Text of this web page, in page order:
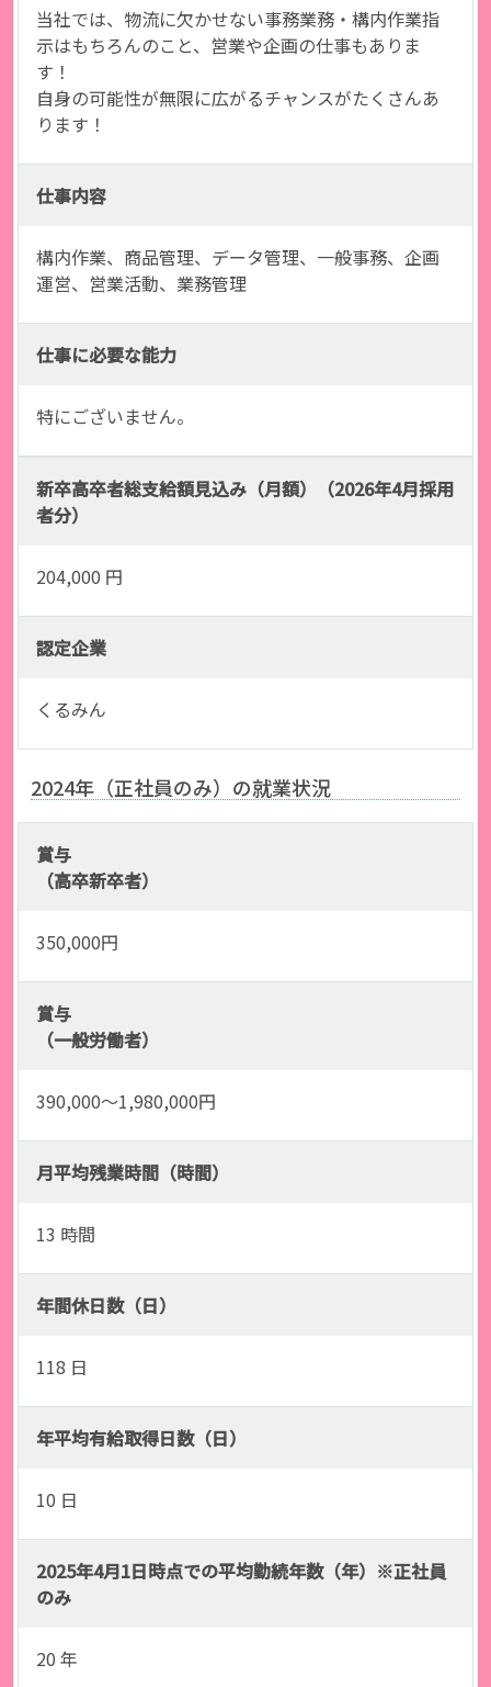
当社では、物流に欠かせない事務業務・構内作業指
示はもちろんのこと、営業や企画の仕事もありま
す！
自身の可能性が無限に広がるチャンスがたくさんあ
ります！
仕事内容
構内作業、商品管理、データ管理、一般事務、企画
運営、営業活動、業務管理
仕事に必要な能力
特にございません。
新卒高卒者総支給額見込み（月額）（2026年4月採用
者分）
204,000 円
認定企業
くるみん
2024年（正社員のみ）の就業状況
賞与
（高卒新卒者）
350,000円
賞与
（一般労働者）
390,000〜1,980,000円
月平均残業時間（時間）
13 時間
年間休日数（日）
118 日
年平均有給取得日数（日）
10 日
2025年4月1日時点での平均勤続年数（年）※正社員
のみ
20 年